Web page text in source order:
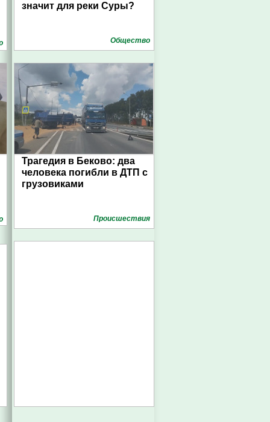
значит для реки Суры?
Общество
Трагедия в Беково: два
человека погибли в ДТП с
грузовиками
Проиcшествия